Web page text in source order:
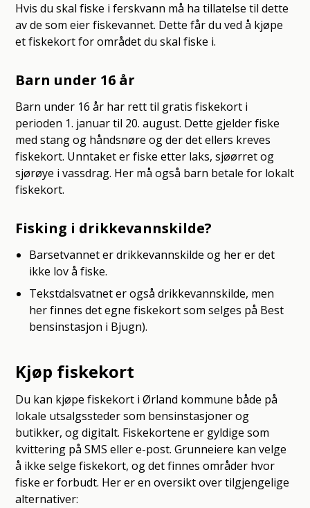
Hvis du skal fiske i ferskvann må ha tillatelse til dette
av de som eier fiskevannet. Dette får du ved å kjøpe
et fiskekort for området du skal fiske i.
Barn under 16 år
Barn under 16 år har rett til gratis fiskekort i
perioden 1. januar til 20. august. Dette gjelder fiske
med stang og håndsnøre og der det ellers kreves
fiskekort. Unntaket er fiske etter laks, sjøørret og
sjørøye i vassdrag. Her må også barn betale for lokalt
fiskekort.
Fisking i drikkevannskilde?
Barsetvannet er drikkevannskilde og her er det
ikke lov å fiske.
Tekstdalsvatnet er også drikkevannskilde, men
her finnes det egne fiskekort som selges på Best
bensinstasjon i Bjugn).
Kjøp fiskekort
Du kan kjøpe fiskekort i Ørland kommune både på
lokale utsalgssteder som bensinstasjoner og
butikker, og digitalt. Fiskekortene er gyldige som
kvittering på SMS eller e-post. Grunneiere kan velge
å ikke selge fiskekort, og det finnes områder hvor
fiske er forbudt. Her er en oversikt over tilgjengelige
alternativer: